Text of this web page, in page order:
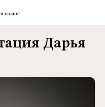
сосны
Дарья